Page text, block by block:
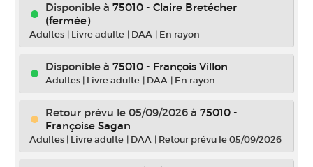
Disponible à 75010 - Claire Bretécher
(fermée)
Adultes | Livre adulte | DAA | En rayon
Disponible à 75010 - François Villon
Adultes | Livre adulte | DAA | En rayon
Retour prévu le 05/09/2026 à 75010 -
Françoise Sagan
Adultes | Livre adulte | DAA | Retour prévu le 05/09/2026